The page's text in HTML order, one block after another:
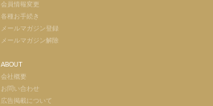
会員情報変更
各種お手続き
メールマガジン登録
メールマガジン解除
ABOUT
会社概要
お問い合わせ
広告掲載について